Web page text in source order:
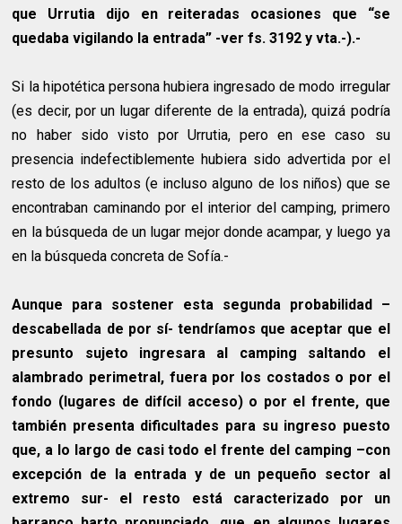
que Urrutia dijo en reiteradas ocasiones que “se
quedaba vigilando la entrada” -ver fs. 3192 y vta.-).-
Si la hipotética persona hubiera ingresado de modo irregular
(es decir, por un lugar diferente de la entrada), quizá podría
no haber sido visto por Urrutia, pero en ese caso su
presencia indefectiblemente hubiera sido advertida por el
resto de los adultos (e incluso alguno de los niños) que se
encontraban caminando por el interior del camping, primero
en la búsqueda de un lugar mejor donde acampar, y luego ya
en la búsqueda concreta de Sofía.-
Aunque para sostener esta segunda probabilidad –
descabellada de por sí- tendríamos que aceptar que el
presunto sujeto ingresara al camping saltando el
alambrado perimetral, fuera por los costados o por el
fondo (lugares de difícil acceso) o por el frente, que
también presenta dificultades para su ingreso puesto
que, a lo largo de casi todo el frente del camping –con
excepción de la entrada y de un pequeño sector al
extremo sur- el resto está caracterizado por un